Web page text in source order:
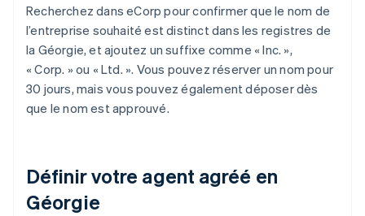
Recherchez dans eCorp pour confirmer que le nom de
l’entreprise souhaité est distinct dans les registres de
la Géorgie, et ajoutez un suffixe comme « Inc. »,
« Corp. » ou « Ltd. ». Vous pouvez réserver un nom pour
30 jours, mais vous pouvez également déposer dès
que le nom est approuvé.
Définir votre agent agréé en
Géorgie